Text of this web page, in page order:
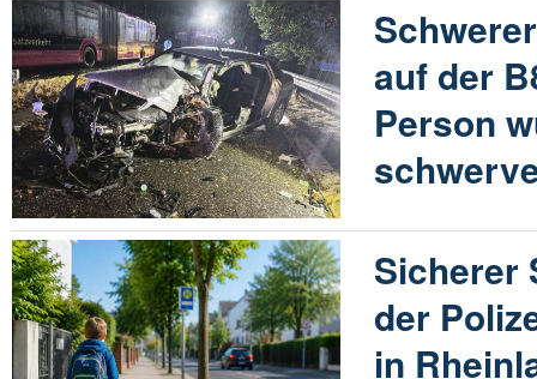
auf der
Person
Sicherer
der
in